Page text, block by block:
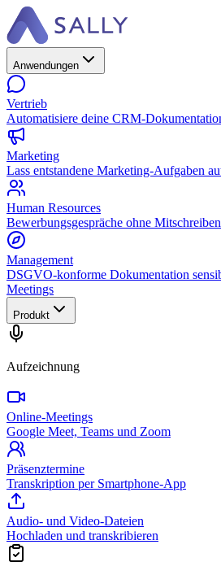
Anwendungen
Vertrieb
Automatisiere deine CRM-
Marketing
Lass entstandene Marketing-Aufgaben
Human Resources
Bewerbungsgespräche ohne Mitschreiben
Management
DSGVO-konforme Dokumentation
Meetings
Produkt
Aufzeichnung
Online-Meetings
Google Meet, Teams und Zoom
Präsenztermine
Transkription per Smartphone-App
Audio- und Video-Dateien
Hochladen und transkribieren